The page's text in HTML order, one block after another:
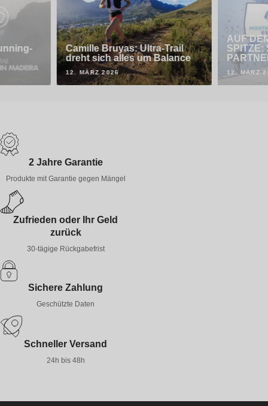
Camille Bruyas: Ultra-Trail
dreht sich alles um Balance
12. MÄRZ 2026
AUF
SPITZE:
12. MÄRZ
2 Jahre Garantie
Produkte mit Garantie gegen Mängel
Zufrieden oder Ihr Geld
zurück
30-tägige Rückgabefrist
Sichere Zahlung
Geschützte Daten
Schneller Versand
24h bis 48h